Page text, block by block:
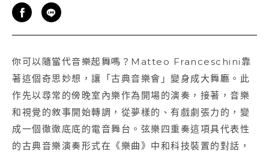
你可以隨當代音樂起舞嗎？Matteo Franceschini靠
著這個奇思妙想，讓「古典音樂會」變身成大舞廳。此
作先以尋常的傍晚室內樂作為開場的演奏，接著，音樂
和視覺的敘事開始轉調，從夢樣的、有戲劇張力的，變
成一個徹徹底底的電音舞台。弦樂四重奏這項具代表性
的古典音樂演奏形式在《樂曲》中和科技裝置的對話，